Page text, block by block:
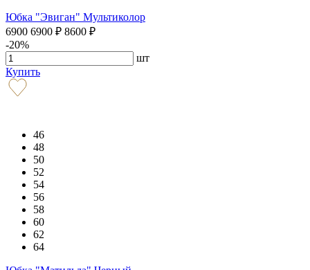
Юбка "Эвиган" Мультиколор
6900 6900 ₽ 8600 ₽
-20%
шт
Купить
46
48
50
52
54
56
58
60
62
64